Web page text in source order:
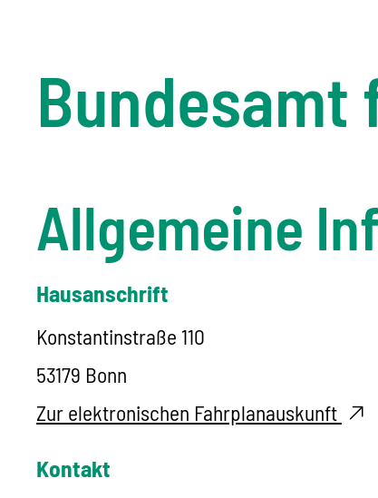
Allgemeine
Hausanschrift
Konstantinstraße 110
53179 Bonn
Zur elektronischen Fahrplanauskunft
Kontakt